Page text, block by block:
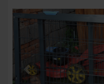
Zurück